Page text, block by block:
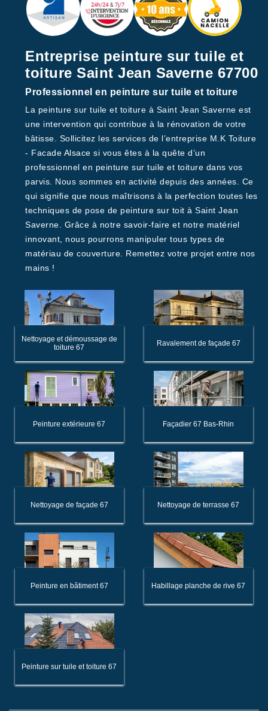
Entreprise peinture sur tuile et
toiture Saint Jean Saverne 67700
Professionnel en peinture sur tuile et toiture
La peinture sur tuile et toiture à Saint Jean Saverne est
une intervention qui contribue à la rénovation de votre
bâtisse. Sollicitez les services de l’entreprise M.K Toiture
- Facade Alsace si vous êtes à la quête d’un
professionnel en peinture sur tuile et toiture dans vos
parvis. Nous sommes en activité depuis des années. Ce
qui signifie que nous maîtrisons à la perfection toutes les
techniques de pose de peinture sur toit à Saint Jean
Saverne. Grâce à notre savoir-faire et notre matériel
innovant, nous pourrons manipuler tous types de
matériau de couverture. Remettez votre projet entre nos
mains !
Nettoyage et démoussage de
toiture 67
Ravalement de façade 67
Peinture extérieure 67 Façadier 67 Bas-Rhin
Nettoyage de façade 67 Nettoyage de terrasse 67
Peinture en bâtiment 67 Habillage planche de rive 67
Peinture sur tuile et toiture 67